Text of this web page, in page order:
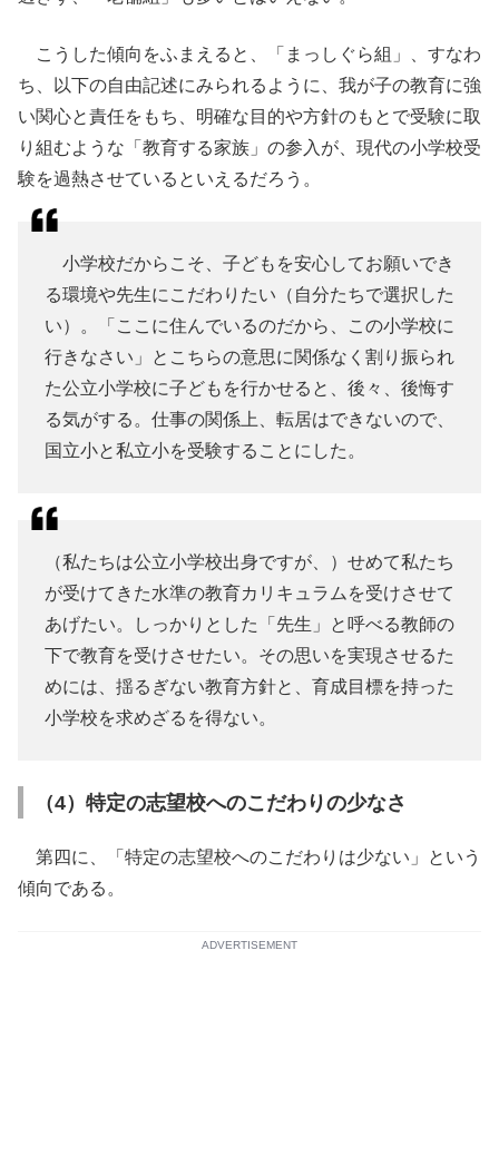
こうした傾向をふまえると、「まっしぐら組」、すなわ
ち、以下の自由記述にみられるように、我が子の教育に強
い関心と責任をもち、明確な目的や方針のもとで受験に取
り組むような「教育する家族」の参入が、現代の小学校受
験を過熱させているといえるだろう。
小学校だからこそ、子どもを安心してお願いでき
る環境や先生にこだわりたい（自分たちで選択した
い）。「ここに住んでいるのだから、この小学校に
行きなさい」とこちらの意思に関係なく割り振られ
た公立小学校に子どもを行かせると、後々、後悔す
る気がする。仕事の関係上、転居はできないので、
国立小と私立小を受験することにした。
（私たちは公立小学校出身ですが、）せめて私たち
が受けてきた水準の教育カリキュラムを受けさせて
あげたい。しっかりとした「先生」と呼べる教師の
下で教育を受けさせたい。その思いを実現させるた
めには、揺るぎない教育方針と、育成目標を持った
小学校を求めざるを得ない。
（4）特定の志望校へのこだわりの少なさ
第四に、「特定の志望校へのこだわりは少ない」という
傾向である。
ADVERTISEMENT